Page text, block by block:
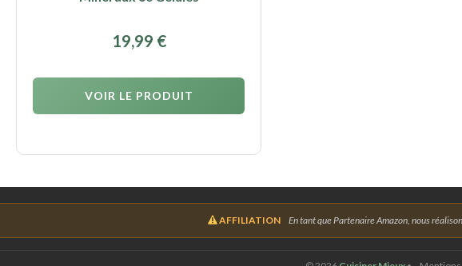
19,99 €
VOIR LE PRODUIT
AFFILIATION En tant que Partenaire Amazon, nous